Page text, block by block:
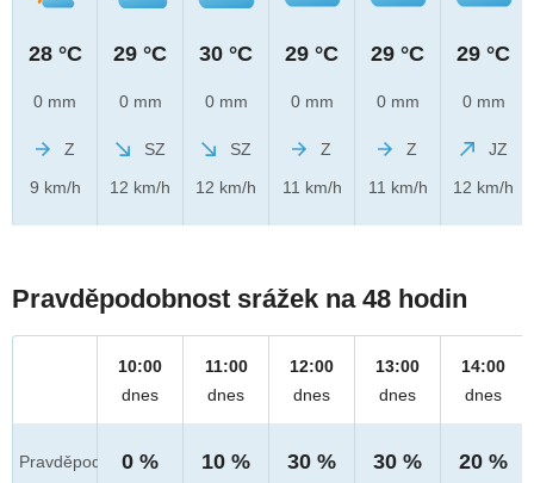
28 °C
0 mm
Z
9 km/h
29 °C
0 mm
SZ
12 km/h
30 °C
0 mm
SZ
12 km/h
29 °C
0 mm
Z
11 km/h
29 °C
0 mm
Z
11 km/h
29 °C
0 mm
JZ
12 km/h
Pravděpodobnost srážek na 48 hodin
Pravděpod.
10:00
dnes
0 %
11:00
dnes
10 %
12:00
dnes
30 %
13:00
dnes
30 %
14:00
dnes
20 %